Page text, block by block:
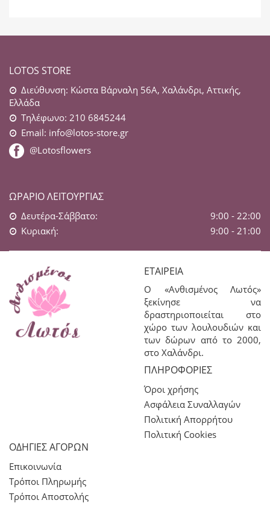
LOTOS STORE
Διεύθυνση: Κώστα Βάρναλη 56Α, Χαλάνδρι, Αττικής,
Ελλάδα
Τηλέφωνο: 210 6845244
Email: info@lotos-store.gr
@Lotosflowers
ΩΡΆΡΙΟ ΛΕΙΤΟΥΡΓΊΑΣ
Δευτέρα-Σάββατο:
9:00 - 22:00
Κυριακή:
9:00 - 21:00
ΕΤΑΙΡΕΊΑ
Ο «Ανθισμένος Λωτός»
ξεκίνησε να
δραστηριοποιείται στο
χώρο των λουλουδιών και
των δώρων από το 2000,
στο Χαλάνδρι.
ΠΛΗΡΟΦΟΡΊΕΣ
Όροι χρήσης
Ασφάλεια Συναλλαγών
Πολιτική Απορρήτου
Πολιτική Cookies
ΟΔΗΓΙΕΣ ΑΓΟΡΩΝ
Επικοινωνία
Τρόποι Πληρωμής
Τρόποι Αποστολής